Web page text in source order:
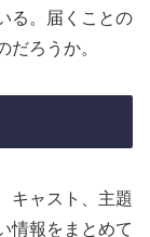
る。届くことの
だろうか。
キャスト、主題
情報をまとめて